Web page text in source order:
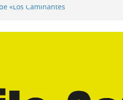
«Los Caminantes